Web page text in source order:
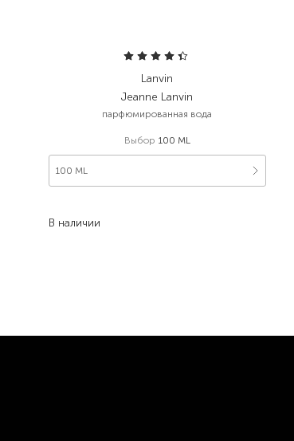
Lanvin
Jeanne Lanvin
парфюмированная вода
Выбор 100 ML
100 ML
В наличии